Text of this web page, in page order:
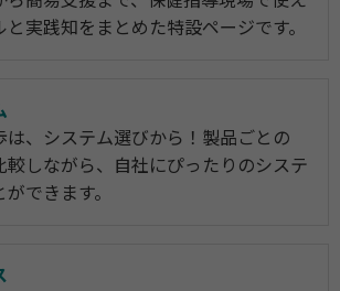
実践知をまとめた特設ページです。
は、システム選びから！製品ごとの
較しながら、自社にぴったりのシステ
できます。